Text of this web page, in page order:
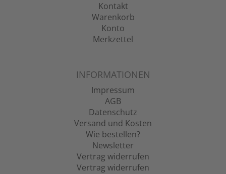
Kontakt
Warenkorb
Konto
Merkzettel
INFORMATIONEN
Impressum
AGB
Datenschutz
Versand und Kosten
Wie bestellen?
Newsletter
Vertrag widerrufen
Vertrag widerrufen